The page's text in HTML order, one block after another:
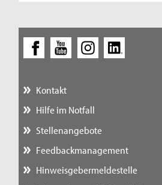
Kontakt
Hilfe im Notfall
Stellenangebote
Feedbackmanagement
Hinweisgebermeldestelle